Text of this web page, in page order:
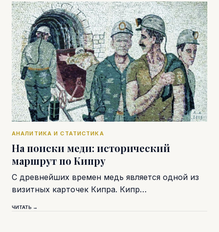
АНАЛИТИКА И СТАТИСТИКА
На поиски меди: исторический
маршрут по Кипру
С древнейших времен медь является одной из
визитных карточек Кипра. Кипр…
ЧИТАТЬ →